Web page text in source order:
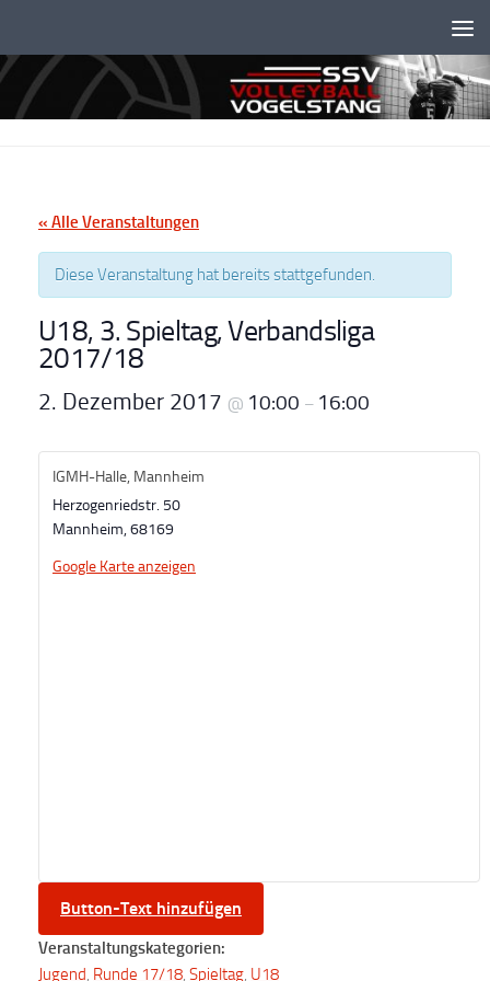
« Alle Veranstaltungen
Diese Veranstaltung hat bereits stattgefunden.
U18, 3. Spieltag, Verbandsliga
2017/18
2. Dezember 2017 @ 10:00 – 16:00
IGMH-Halle, Mannheim
Herzogenriedstr. 50
Mannheim,68169
Google Karte anzeigen
Button-Text hinzufügen
Veranstaltungskategorien:
Jugend Runde 17/18 Spieltag U18